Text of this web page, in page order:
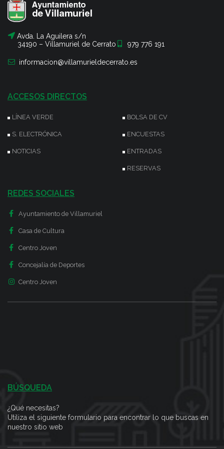
Avda. La Aguilera s/n
34190 – Villamuriel de Cerrato
979 776 191
informacion@villamurieldecerrato.es
ACCESOS DIRECTOS
LÍNEA VERDE
S. ELECTRÓNICA
NOTICIAS
BOLSA DE CV
ENCUESTAS
ENTRADAS
RESERVAS
REDES SOCIALES
Ayuntamiento de Villamuriel
Casa de Cultura
Centro Joven
Concejalía de Deportes
Centro Joven
BÚSQUEDA
¿Qué necesitas?
Utiliza el siguiente formulario para encontrar lo que buscas en
nuestro sitio web